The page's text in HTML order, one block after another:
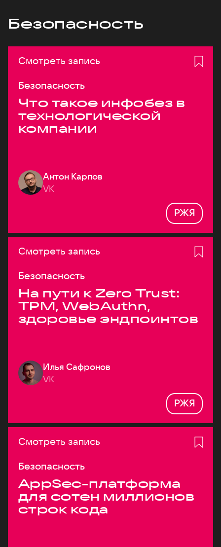
Безопасность
Смотреть запись
Безопасность
Что такое инфобез в
технологической
компании
Антон Карпов
VK
РЖЯ
Смотреть запись
Безопасность
На пути к Zero Trust:
TPM, WebAuthn,
здоровье эндпоинтов
Илья Сафронов
VK
РЖЯ
Смотреть запись
Безопасность
AppSec-платформа
для сотен миллионов
строк кода